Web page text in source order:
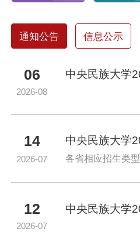
通知公告 信息公示
06
2026-08
14 中央民族大学
2026-07
12
2026-07